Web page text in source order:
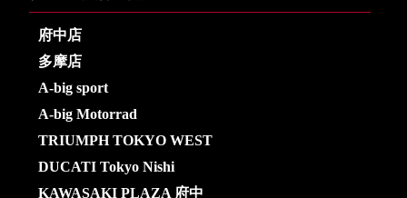
府中店
多摩店
A-big sport
A-big Motorrad
TRIUMPH TOKYO WEST
DUCATI Tokyo Nishi
KAWASAKI PLAZA 府中